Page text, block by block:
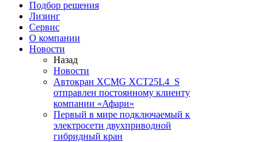
Подбор решения
Лизинг
Сервис
О компании
Новости
Назад
Новости
Автокран XCMG XCT25L4_S
отправлен постоянному клиенту
компании «Афари»
Первый в мире подключаемый к
электросети двухприводной
гибридный кран